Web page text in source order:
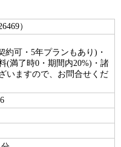
）
約可・5年プランもあり)・
(満了時0・期間内20%)・諸
いますので、お問合せくだ